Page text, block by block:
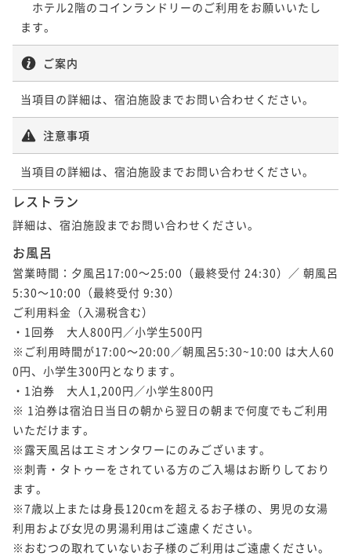
ホテル2階のコインランドリーのご利用をお願いいたし
ます。
ご案内
当項目の詳細は、宿泊施設までお問い合わせください。
注意事項
当項目の詳細は、宿泊施設までお問い合わせください。
レストラン
詳細は、宿泊施設までお問い合わせください。
お風呂
営業時間：夕風呂17:00～25:00（最終受付 24:30）／ 朝風呂
5:30～10:00（最終受付 9:30）
ご利用料金（入湯税含む）
・1回券　大人800円／小学生500円
※ご利用時間が17:00～20:00／朝風呂5:30~10:00 は大人60
0円、小学生300円となります。
・1泊券　大人1,200円／小学生800円
※ 1泊券は宿泊日当日の朝から翌日の朝まで何度でもご利用
いただけます。
※露天風呂はエミオンタワーにのみございます。
※刺青・タトゥーをされている方のご入場はお断りしており
ます。
※7歳以上または身長120cmを超えるお子様の、男児の女湯
利用および女児の男湯利用はご遠慮ください。
※おむつの取れていないお子様のご利用はご遠慮ください。